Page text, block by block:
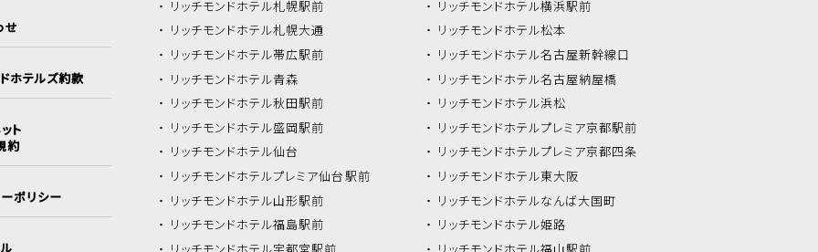
せ
ホテルズ約款
ト
約
ポリシー
リッチモンドホテル札幌駅前
リッチモンドホテル札幌大通
リッチモンドホテル帯広駅前
リッチモンドホテル青森
リッチモンドホテル秋田駅前
リッチモンドホテル盛岡駅前
リッチモンドホテル仙台
リッチモンドホテルプレミア仙台駅前
リッチモンドホテル山形駅前
リッチモンドホテル福島駅前
リッチモンドホテル横浜駅前
リッチモンドホテル松本
リッチモンドホテル名古屋新幹線口
リッチモンドホテル名古屋納屋橋
リッチモンドホテル浜松
リッチモンドホテルプレミア京都駅前
リッチモンドホテルプレミア京都四条
リッチモンドホテル東大阪
リッチモンドホテルなんば大国町
リッチモンドホテル姫路